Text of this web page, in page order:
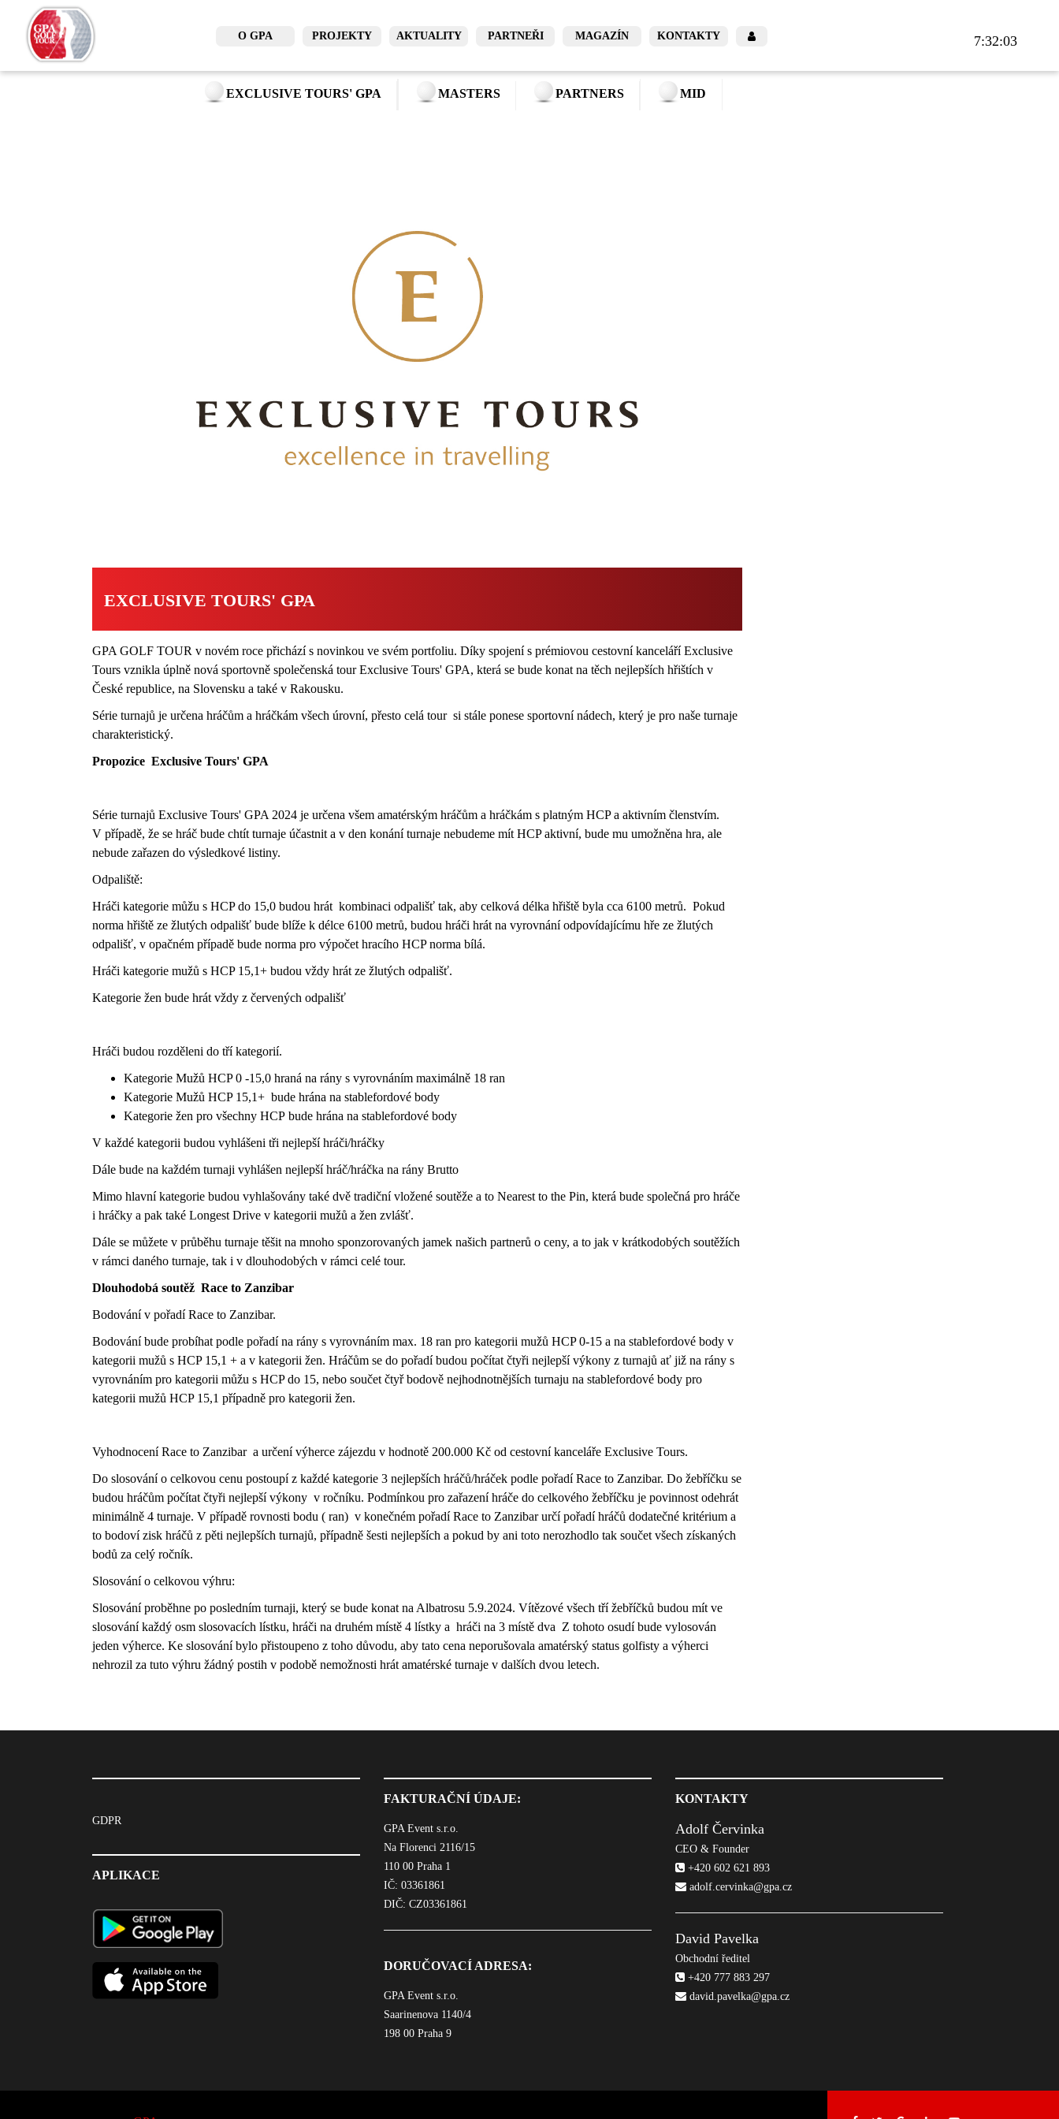
7:32:03
O GPA PROJEKTY AKTUALITY PARTNEŘI MAGAZÍN KONTAKTY
EXCLUSIVE TOURS' GPA MASTERS PARTNERS MID
EXCLUSIVE TOURS' GPA
GPA GOLF TOUR v novém roce přichází s novinkou ve svém portfoliu. Díky spojení s prémiovou cestovní kanceláří Exclusive
Tours vznikla úplně nová sportovně společenská tour Exclusive Tours' GPA, která se bude konat na těch nejlepších hřištích v
České republice, na Slovensku a také v Rakousku.
Série turnajů je určena hráčům a hráčkám všech úrovní, přesto celá tour si stále ponese sportovní nádech, který je pro naše turnaje
charakteristický.
Propozice Exclusive Tours' GPA
Série turnajů Exclusive Tours' GPA 2024 je určena všem amatérským hráčům a hráčkám s platným HCP a aktivním členstvím.
V případě, že se hráč bude chtít turnaje účastnit a v den konání turnaje nebudeme mít HCP aktivní, bude mu umožněna hra, ale
nebude zařazen do výsledkové listiny.
Odpaliště:
Hráči kategorie můžu s HCP do 15,0 budou hrát kombinaci odpališť tak, aby celková délka hřiště byla cca 6100 metrů. Pokud
norma hřiště ze žlutých odpališť bude blíže k délce 6100 metrů, budou hráči hrát na vyrovnání odpovídajícímu hře ze žlutých
odpališť, v opačném případě bude norma pro výpočet hracího HCP norma bílá.
Hráči kategorie mužů s HCP 15,1+ budou vždy hrát ze žlutých odpališť.
Kategorie žen bude hrát vždy z červených odpališť
Hráči budou rozděleni do tří kategorií.
Kategorie Mužů HCP 0 -15,0 hraná na rány s vyrovnáním maximálně 18 ran
Kategorie Mužů HCP 15,1+ bude hrána na stablefordové body
Kategorie žen pro všechny HCP bude hrána na stablefordové body
V každé kategorii budou vyhlášeni tři nejlepší hráči/hráčky
Dále bude na každém turnaji vyhlášen nejlepší hráč/hráčka na rány Brutto
Mimo hlavní kategorie budou vyhlašovány také dvě tradiční vložené soutěže a to Nearest to the Pin, která bude společná pro hráče
i hráčky a pak také Longest Drive v kategorii mužů a žen zvlášť.
Dále se můžete v průběhu turnaje těšit na mnoho sponzorovaných jamek našich partnerů o ceny, a to jak v krátkodobých soutěžích
v rámci daného turnaje, tak i v dlouhodobých v rámci celé tour.
Dlouhodobá soutěž Race to Zanzibar
Bodování v pořadí Race to Zanzibar.
Bodování bude probíhat podle pořadí na rány s vyrovnáním max. 18 ran pro kategorii mužů HCP 0-15 a na stablefordové body v
kategorii mužů s HCP 15,1 + a v kategorii žen. Hráčům se do pořadí budou počítat čtyři nejlepší výkony z turnajů ať již na rány s
vyrovnáním pro kategorii můžu s HCP do 15, nebo součet čtyř bodově nejhodnotnějších turnaju na stablefordové body pro
kategorii mužů HCP 15,1 případně pro kategorii žen.
Vyhodnocení Race to Zanzibar a určení výherce zájezdu v hodnotě 200.000 Kč od cestovní kanceláře Exclusive Tours.
Do slosování o celkovou cenu postoupí z každé kategorie 3 nejlepších hráčů/hráček podle pořadí Race to Zanzibar. Do žebříčku se
budou hráčům počítat čtyři nejlepší výkony v ročníku. Podmínkou pro zařazení hráče do celkového žebříčku je povinnost odehrát
minimálně 4 turnaje. V případě rovnosti bodu ( ran) v konečném pořadí Race to Zanzibar určí pořadí hráčů dodatečné kritérium a
to bodoví zisk hráčů z pěti nejlepších turnajů, případně šesti nejlepších a pokud by ani toto nerozhodlo tak součet všech získaných
bodů za celý ročník.
Slosování o celkovou výhru:
Slosování proběhne po posledním turnaji, který se bude konat na Albatrosu 5.9.2024. Vítězové všech tří žebříčků budou mít ve
slosování každý osm slosovacích lístku, hráči na druhém místě 4 lístky a hráči na 3 místě dva Z tohoto osudí bude vylosován
jeden výherce. Ke slosování bylo přistoupeno z toho důvodu, aby tato cena neporušovala amatérský status golfisty a výherci
nehrozil za tuto výhru žádný postih v podobě nemožnosti hrát amatérské turnaje v dalších dvou letech.
GDPR
APLIKACE
FAKTURAČNÍ ÚDAJE:
GPA Event s.r.o.
Na Florenci 2116/15
110 00 Praha 1
IČ: 03361861
DIČ: CZ03361861
DORUČOVACÍ ADRESA:
GPA Event s.r.o.
Saarinenova 1140/4
198 00 Praha 9
KONTAKTY
Adolf Červinka
CEO & Founder
+420 602 621 893
adolf.cervinka@gpa.cz
David Pavelka
Obchodní ředitel
+420 777 883 297
david.pavelka@gpa.cz